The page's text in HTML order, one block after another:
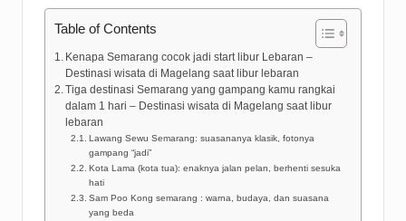
Table of Contents
Kenapa Semarang cocok jadi start libur Lebaran –
Destinasi wisata di Magelang saat libur lebaran
Tiga destinasi Semarang yang gampang kamu rangkai
dalam 1 hari – Destinasi wisata di Magelang saat libur
lebaran
Lawang Sewu Semarang: suasananya klasik, fotonya
gampang “jadi”
Kota Lama (kota tua): enaknya jalan pelan, berhenti sesuka
hati
Sam Poo Kong semarang : warna, budaya, dan suasana
yang beda